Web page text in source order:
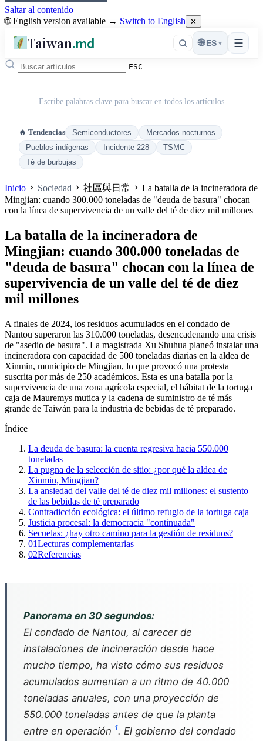
Saltar al contenido
🌐 English version available → Switch to English ✕
Taiwan.md ☰
🌐 ES ▾
ESC
Escribe palabras clave para buscar en todos los artículos
🔥 Tendencias Semiconductores
Mercados nocturnos
Pueblos indígenas
Incidente 228
TSMC
Té de burbujas
Inicio Sociedad 社區與日常
La batalla de la incineradora de
Mingjian: cuando 300.000 toneladas de "deuda de basura" chocan
con la línea de supervivencia de un valle del té de diez mil millones
La batalla de la incineradora de
Mingjian: cuando 300.000 toneladas de
"deuda de basura" chocan con la línea de
supervivencia de un valle del té de diez
mil millones
A finales de 2024, los residuos acumulados en el condado de
Nantou superaron las 310.000 toneladas, desencadenando una crisis
de "asedio de basura". La magistrada Xu Shuhua planeó instalar una
incineradora con capacidad de 500 toneladas diarias en la aldea de
Xinmin, municipio de Mingjian, lo que provocó una protesta
suscrita por más de 250 académicos. Esta es una batalla por la
supervivencia de una zona agrícola especial, el hábitat de la tortuga
caja de Mauremys mutica y la cadena de suministro de té más
grande de Taiwán para la industria de bebidas de té preparado.
Índice
La deuda de basura: la cuenta regresiva hacia 550.000
toneladas
La pugna de la selección de sitio: ¿por qué la aldea de
Xinmin, Mingjian?
La ansiedad del valle del té de diez mil millones: el sustento
de las bebidas de té preparado
Contradicción ecológica: el último refugio de la tortuga caja
Justicia procesal: la democracia "continuada"
Secuelas: ¿hay otro camino para la gestión de residuos?
01Lecturas complementarias
02Referencias
Panorama en 30 segundos:
El condado de Nantou, al carecer de
instalaciones de incineración desde hace
mucho tiempo, ha visto cómo sus residuos
acumulados aumentan a un ritmo de 40.000
toneladas anuales, con una proyección de
550.000 toneladas antes de que la planta
entre en operación 1. El gobierno del condado